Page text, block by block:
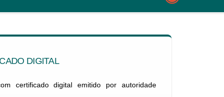
DIGITAL
certificado digital emitido por autoridade